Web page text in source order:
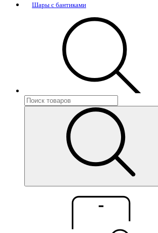
Шары с бантиками